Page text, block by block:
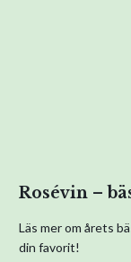
Rosévin –
Läs mer om årets
din favorit!